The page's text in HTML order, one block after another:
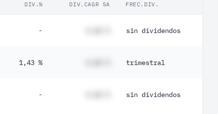
DIV.% DIV.CAGR 5A FREC.DIV.
- sin dividendos
1,43 % trimestral
- sin dividendos